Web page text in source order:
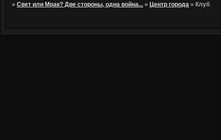
»Свет или Мрак? Две стороны, одна война... »Центр города »Клуб